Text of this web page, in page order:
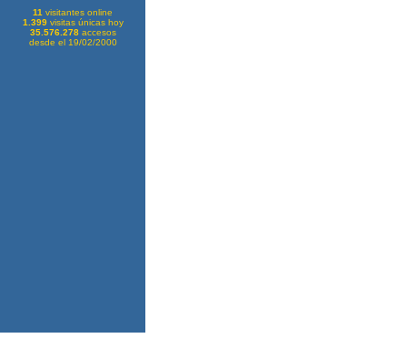
11 visitantes online
1.399visitas únicas hoy
35.576.278accesos
desde el 19/02/2000